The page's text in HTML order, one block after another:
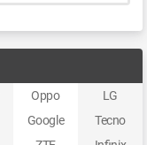
Oppo
LG
Google
Tecno